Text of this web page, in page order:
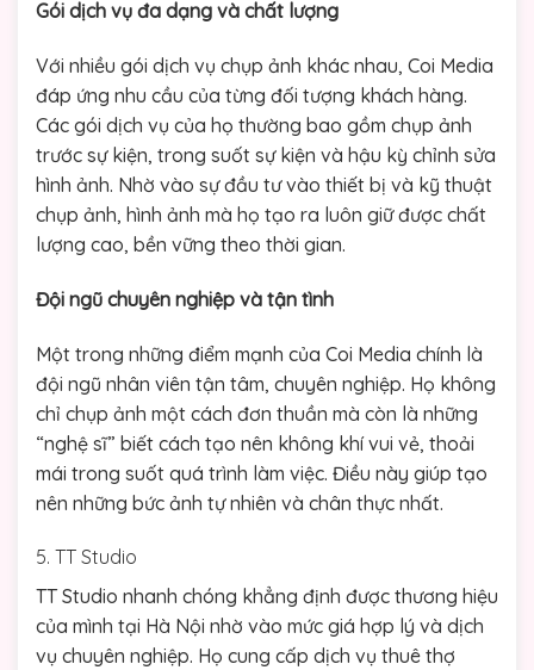
Gói dịch vụ đa dạng và chất lượng
Với nhiều gói dịch vụ chụp ảnh khác nhau, Coi Media
đáp ứng nhu cầu của từng đối tượng khách hàng.
Các gói dịch vụ của họ thường bao gồm chụp ảnh
trước sự kiện, trong suốt sự kiện và hậu kỳ chỉnh sửa
hình ảnh. Nhờ vào sự đầu tư vào thiết bị và kỹ thuật
chụp ảnh, hình ảnh mà họ tạo ra luôn giữ được chất
lượng cao, bền vững theo thời gian.
Đội ngũ chuyên nghiệp và tận tình
Một trong những điểm mạnh của Coi Media chính là
đội ngũ nhân viên tận tâm, chuyên nghiệp. Họ không
chỉ chụp ảnh một cách đơn thuần mà còn là những
“nghệ sĩ” biết cách tạo nên không khí vui vẻ, thoải
mái trong suốt quá trình làm việc. Điều này giúp tạo
nên những bức ảnh tự nhiên và chân thực nhất.
5. TT Studio
TT Studio nhanh chóng khẳng định được thương hiệu
của mình tại Hà Nội nhờ vào mức giá hợp lý và dịch
vụ chuyên nghiệp. Họ cung cấp dịch vụ thuê thợ